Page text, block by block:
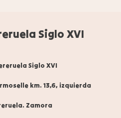
Siglo XVI
Siglo XVI
km. 13,6, izquierda
Zamora